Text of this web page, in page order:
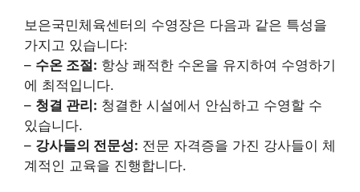
보은국민체육센터의 수영장은 다음과 같은 특성을
가지고 있습니다:
– 수온 조절: 항상 쾌적한 수온을 유지하여 수영하기
에 최적입니다.
– 청결 관리: 청결한 시설에서 안심하고 수영할 수
있습니다.
– 강사들의 전문성: 전문 자격증을 가진 강사들이 체
계적인 교육을 진행합니다.